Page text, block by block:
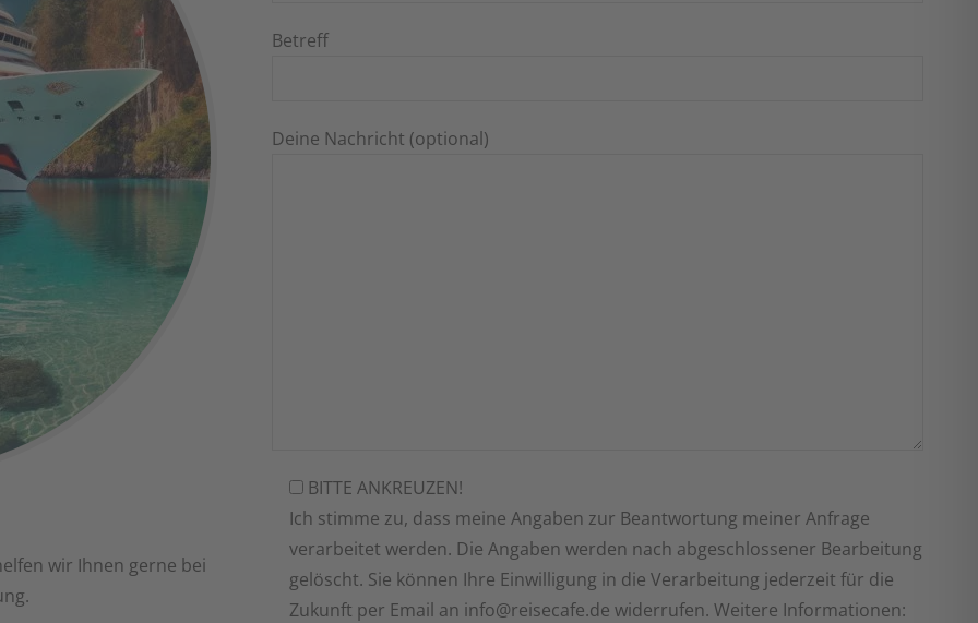
wir Ihnen gerne bei
Betreff
Deine Nachricht (optional)
BITTE ANKREUZEN!
Ich stimme zu, dass meine Angaben zur Beantwortung meiner Anfrage
verarbeitet werden. Die Angaben werden nach abgeschlossener Bearbeitung
gelöscht. Sie können Ihre Einwilligung in die Verarbeitung jederzeit für die
Zukunft per Email an info@reisecafe.de widerrufen. Weitere Informationen: